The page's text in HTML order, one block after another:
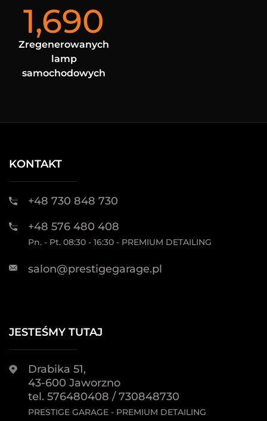
1,690
Zregenerowanych
lamp
samochodowych
KONTAKT
+48 730 848 730
+48 576 480 408
Pn. - Pt. 08:30 - 16:30 - PREMIUM DETAILING
salon@prestigegarage.pl
JESTEŚMY TUTAJ
Drabika 51,
43-600 Jaworzno
tel. 576480408 / 730848730
PRESTIGE GARAGE - PREMIUM DETAILING